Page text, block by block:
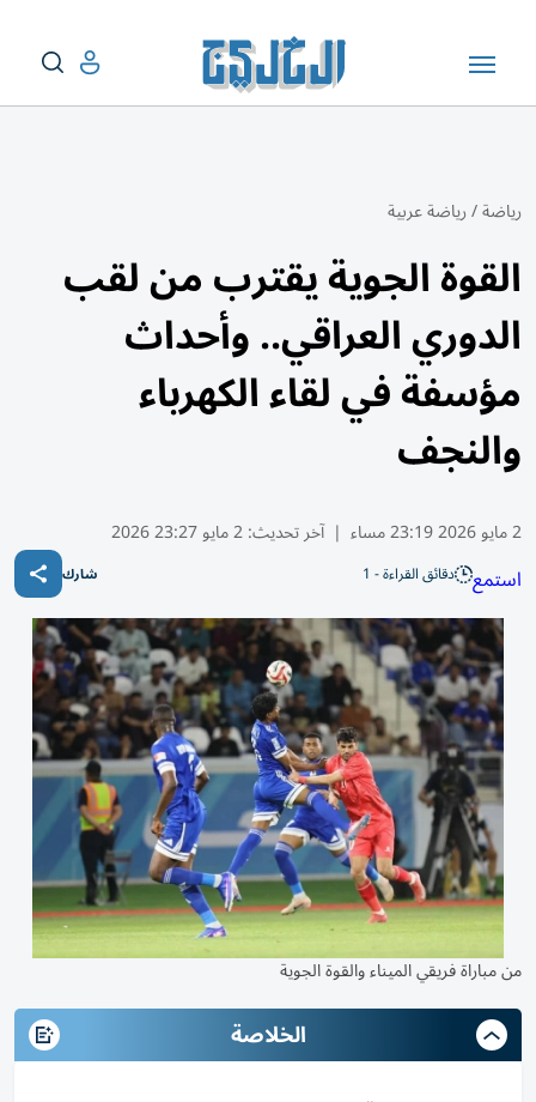
رياضة/رياضة عربية
القوة الجوية يقترب من لقب
الدوري العراقي.. وأحداث
مؤسفة في لقاء الكهرباء
والنجف
2 مايو 2026 23:19 مساء | آخر تحديث:2 مايو 23:27 2026
استمع دقائق القراءة - 1 شارك
من مباراة فريقي الميناء والقوة الجوية
الخلاصة